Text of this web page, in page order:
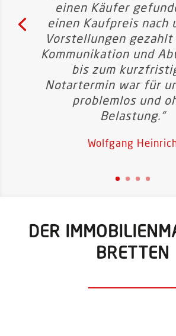
einen Käufer
einen Kaufpreis nach
Vorstellungen gezahlt
Kommunikation und
bis zum
Notartermin war für
problemlos und
Belastung.“
Wolfgang
DER
BRETTEN